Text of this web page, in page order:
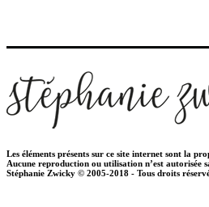
Les éléments présents sur ce site internet sont la
Aucune reproduction ou utilisation n’est autorisée
Stéphanie Zwicky © 2005-2018 - Tous droits